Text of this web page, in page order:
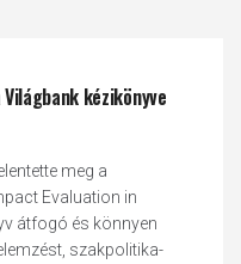
kézikönyve
meg a
Evaluation in
átfogó és könnyen
szakpolitika-